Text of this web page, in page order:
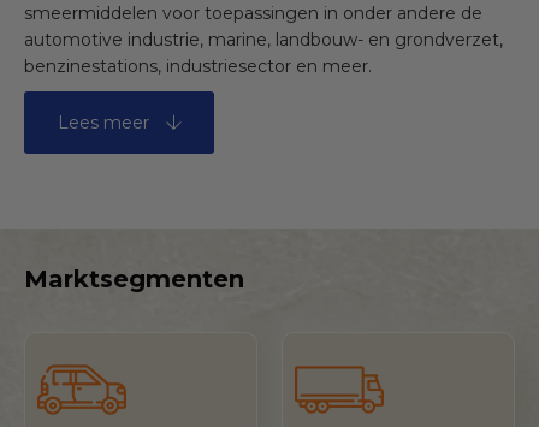
smeermiddelen voor toepassingen in onder andere de
automotive industrie, marine, landbouw- en grondverzet,
benzinestations, industriesector en meer.
Lees meer
Marktsegmenten